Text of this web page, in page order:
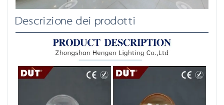
Descrizione dei prodotti